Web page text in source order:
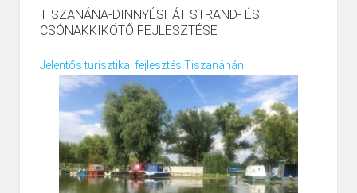
TISZANÁNA-DINNYÉSHÁT STRAND- ÉS
CSÓNAKKIKÖTŐ FEJLESZTÉSE
Jelentős turisztikai fejlesztés Tiszanánán